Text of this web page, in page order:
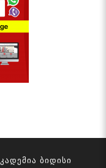
Ბიდისი